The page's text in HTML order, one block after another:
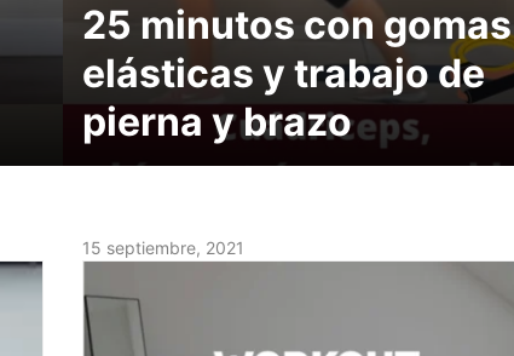
25 minutos con gomas
elásticas y trabajo de
pierna y brazo
15 septiembre, 2021